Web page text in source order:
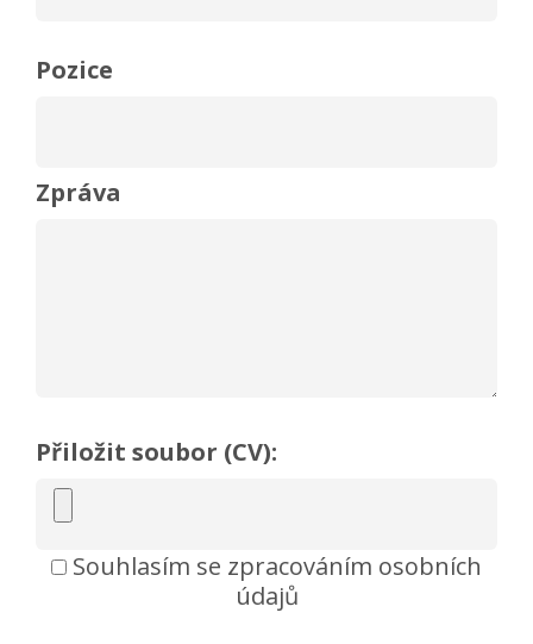
Pozice
Zpráva
Přiložit soubor (CV):
Souhlasím se zpracováním osobních
údajů